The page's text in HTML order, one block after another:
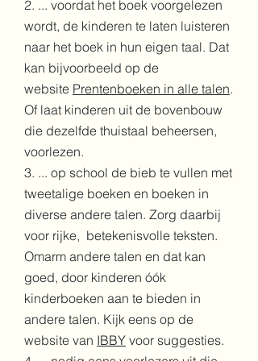
2. ... voordat het boek voorgelezen
wordt, de kinderen te laten luisteren
naar het boek in hun eigen taal. Dat
kan bijvoorbeeld op de
website Prentenboeken in alle talen.
Of laat kinderen uit de bovenbouw
die dezelfde thuistaal beheersen,
voorlezen.
3. ... op school de bieb te vullen met
tweetalige boeken en boeken in
diverse andere talen. Zorg daarbij
voor rijke, betekenisvolle teksten.
Omarm andere talen en dat kan
goed, door kinderen óók
kinderboeken aan te bieden in
andere talen. Kijk eens op de
website van IBBY voor suggesties.